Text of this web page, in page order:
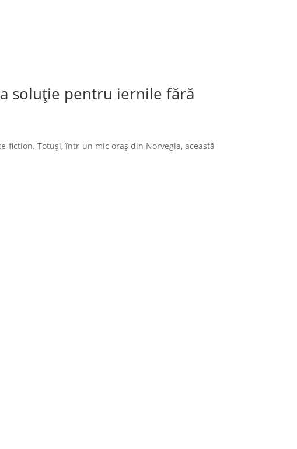
soluție pentru iernile fără
Totuși, într-un mic oraș din Norvegia, această